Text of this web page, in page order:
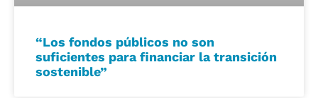
“Los fondos públicos no son
suficientes para financiar la transición
sostenible”